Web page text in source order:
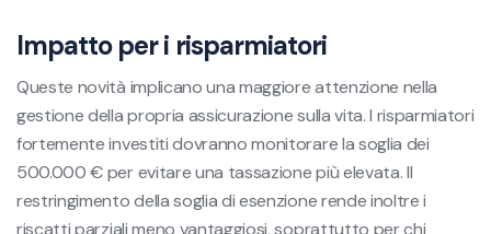
Impatto per i risparmiatori
Queste novità implicano una maggiore attenzione nella
gestione della propria assicurazione sulla vita. I risparmiatori
fortemente investiti dovranno monitorare la soglia dei
500.000 € per evitare una tassazione più elevata. Il
restringimento della soglia di esenzione rende inoltre i
riscatti parziali meno vantaggiosi, soprattutto per chi